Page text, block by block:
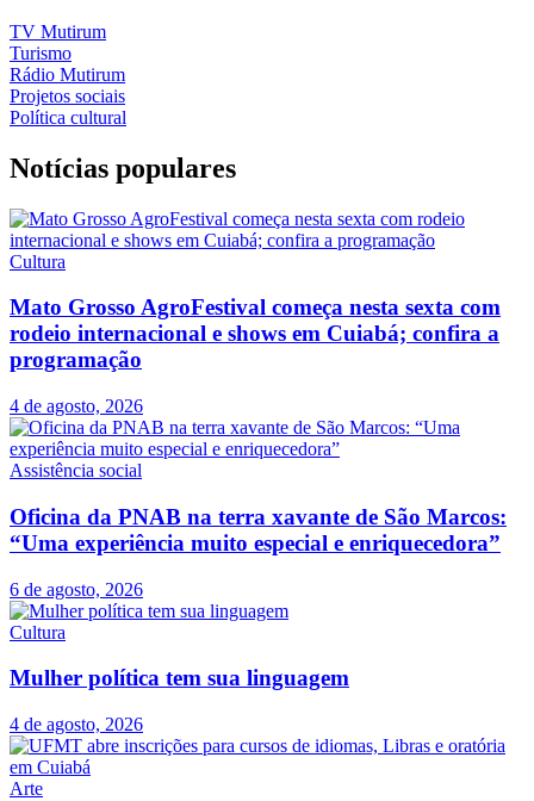
TV Mutirum
Turismo
Rádio Mutirum
Projetos sociais
Política cultural
Notícias populares
Cultura
Mato Grosso AgroFestival começa nesta sexta com
rodeio internacional e shows em Cuiabá; confira a
programação
4 de agosto, 2026
Assistência social
Oficina da PNAB na terra xavante de São Marcos:
“Uma experiência muito especial e enriquecedora”
6 de agosto, 2026
Cultura
Mulher política tem sua linguagem
4 de agosto, 2026
Arte